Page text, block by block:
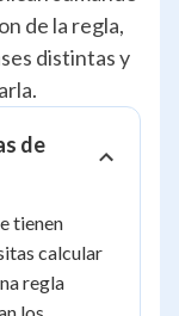
de la regla,
distintas y
de
tienen
calcular
regla